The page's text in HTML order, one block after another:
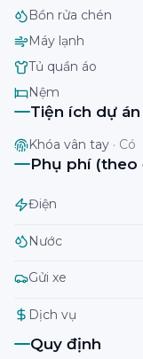
Bồn rửa chén
Máy lạnh
Tủ quần áo
Nệm
Tiện ích dự án
Khóa vân tay · Có
Phụ phí (theo
Điện
Nước
Gửi xe
Dịch vụ
Quy định